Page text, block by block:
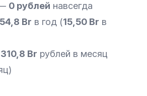
0 рублей навсегда
Br в год (15,50 Br в
310,8 Br рублей в месяц